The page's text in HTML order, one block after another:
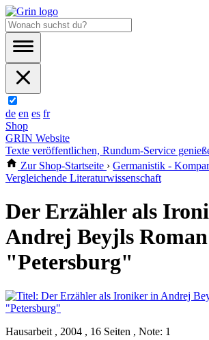
de en es fr
Shop
GRIN Website
Texte veröffentlichen, Rundum-Service
Zur Shop-Startseite › Germanistik -
Vergleichende Literaturwissenschaft
Der Erzähler als
Andrej Beyjls Roman
"Petersburg"
Hausarbeit , 2004 , 16 Seiten , Note: 1